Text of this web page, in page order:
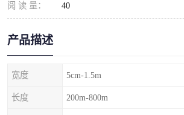
阅 读 量： 40
产品描述
宽度 5cm-1.5m
长度 200m-800m